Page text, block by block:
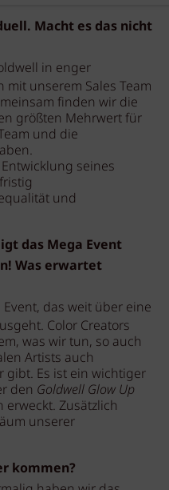
Macht es das nicht
in enger
unserem Sales Team
finden wir die
größten Mehrwert für
und die
seines
und
das Mega Event
Was erwartet
Event, das weit über eine
Color Creators
was wir tun, so auch
Artists auch
gibt. Es ist ein wichtiger
den Goldwell Glow Up
Zusätzlich
unserer
kommen?